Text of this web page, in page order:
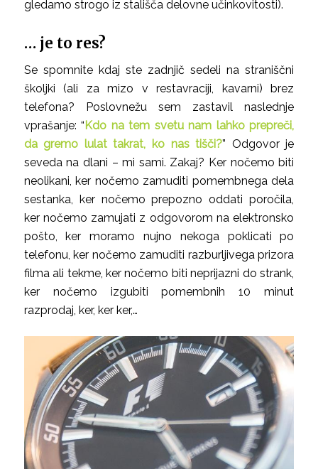
gledamo strogo iz stališča delovne učinkovitosti).
… je to res?
Se spomnite kdaj ste zadnjič sedeli na straniščni
školjki (ali za mizo v restavraciji, kavarni) brez
telefona? Poslovnežu sem zastavil naslednje
vprašanje: “Kdo na tem svetu nam lahko prepreči,
da gremo lulat takrat, ko nas tišči?” Odgovor je
seveda na dlani – mi sami. Zakaj? Ker nočemo biti
neolikani, ker nočemo zamuditi pomembnega dela
sestanka, ker nočemo prepozno oddati poročila,
ker nočemo zamujati z odgovorom na elektronsko
pošto, ker moramo nujno nekoga poklicati po
telefonu, ker nočemo zamuditi razburljivega prizora
filma ali tekme, ker nočemo biti neprijazni do strank,
ker nočemo izgubiti pomembnih 10 minut
razprodaj, ker, ker ker,…